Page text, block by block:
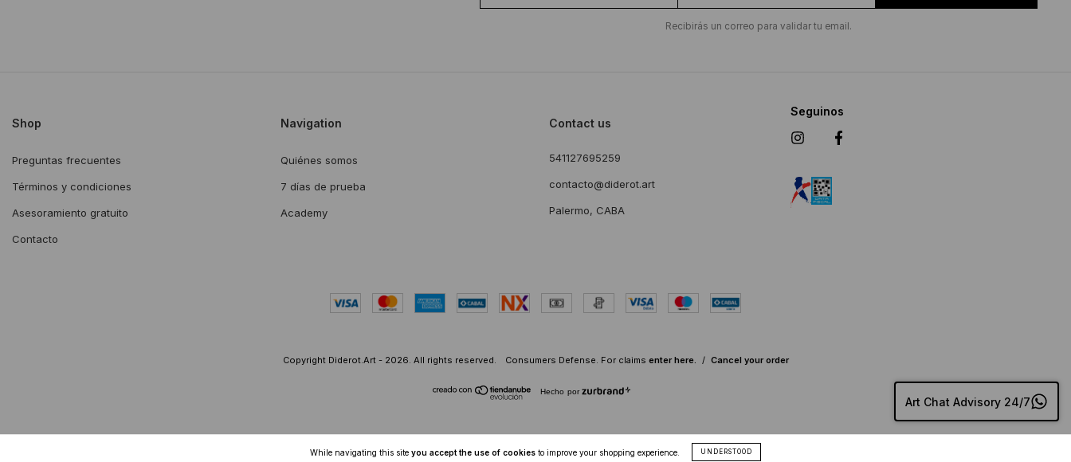
While navigating this site you accept the use of cookies to improve your shopping experience. UNDERSTOOD
Art Chat Advisory 24/7
Recibirás un correo para validar tu email.
Shop
Preguntas frecuentes
Términos y condiciones
Asesoramiento gratuito
Contacto
Navigation
Quiénes somos
7 días de prueba
Academy
Contact us
541127695259
contacto@diderot.art
Palermo, CABA
Seguinos
Copyright Diderot.Art - 2026. All rights reserved. Consumers Defense. For claims enter here. / Cancel your order
Hecho por